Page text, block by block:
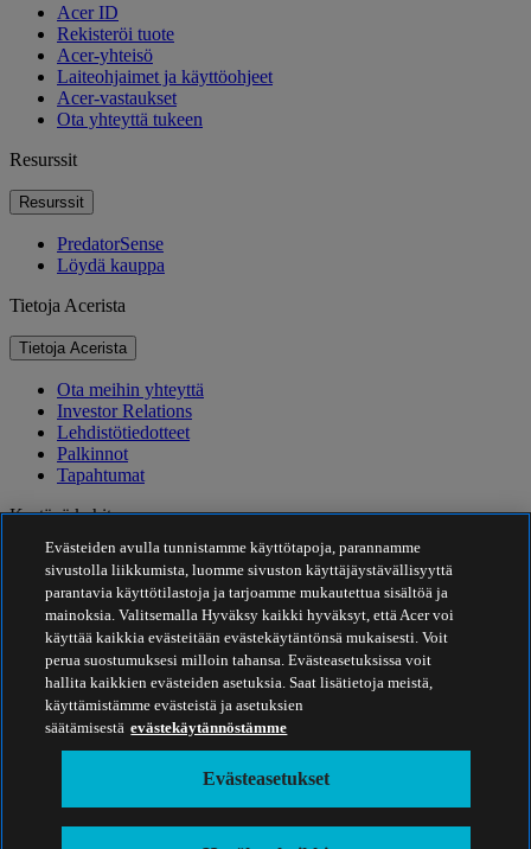
Acer ID
Rekisteröi tuote
Acer-yhteisö
Laiteohjaimet ja käyttöohjeet
Acer-vastaukset
Ota yhteyttä tukeen
Resurssit
Resurssit
PredatorSense
Löydä kauppa
Tietoja Acerista
Tietoja Acerista
Ota meihin yhteyttä
Investor Relations
Lehdistötiedotteet
Palkinnot
Tapahtumat
Kestävä kehitys
Kestävä kehitys
Yhteiskuntavastuu
Tuotteen hiilijalanjälki
Project Humanity
Earthion
Tietosuojakäytäntö
Evästekäytäntö
Oikeudellinen huomautus
Evästeasetukset
Suomi - Suomalainen
Evästeiden avulla tunnistamme käyttötapoja, parannamme
sivustolla liikkumista, luomme sivuston käyttäjäystävällisyyttä
parantavia käyttötilastoja ja tarjoamme mukautettua sisältöä ja
mainoksia. Valitsemalla Hyväksy kaikki hyväksyt, että Acer voi
käyttää kaikkia evästeitään evästekäytäntönsä mukaisesti. Voit
perua suostumuksesi milloin tahansa. Evästeasetuksissa voit
hallita kaikkien evästeiden asetuksia. Saat lisätietoja meistä,
käyttämistämme evästeistä ja asetuksien
säätämisestä evästekäytännöstämme
Evästeasetukset